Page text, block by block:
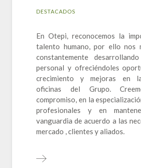
DESTACADOS
En Otepi, reconocemos la
talento humano, por ello nos
constantemente
personal y ofreciéndoles
crecimiento y mejoras en
oficinas del Grupo.
compromiso, en la
profesionales y en
vanguardia de acuerdo a las
mercado , clientes y aliados.